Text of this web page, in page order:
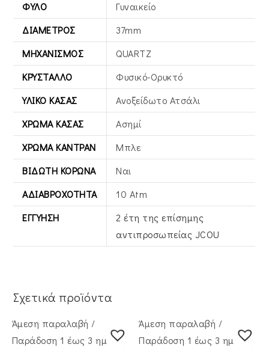
ΦΎΛΟ
Γυναικείο
ΔΙΆΜΕΤΡΟΣ
37mm
ΜΗΧΑΝΙΣΜΌΣ
QUARTZ
ΚΡΎΣΤΑΛΛΟ
Φυσικό-Ορυκτό
ΥΛΙΚΌ ΚΆΣΑΣ
Ανοξείδωτο Ατσάλι
ΧΡΏΜΑ ΚΆΣΑΣ
Ασημί
ΧΡΏΜΑ ΚΑΝΤΡΆΝ
Μπλε
ΒΙΔΩΤΉ ΚΟΡΏΝΑ
Ναι
ΑΔΙΑΒΡΟΧΌΤΗΤΑ
10 Atm
ΕΓΓΎΗΣΗ
2 έτη της επίσημης
αντιπροσωπείας JCOU
Σχετικά προϊόντα
Άμεση παραλαβή /
Παράδoση 1 έως 3 ημέρες
Άμεση παραλαβή /
Παράδoση 1 έως 3 ημέρες